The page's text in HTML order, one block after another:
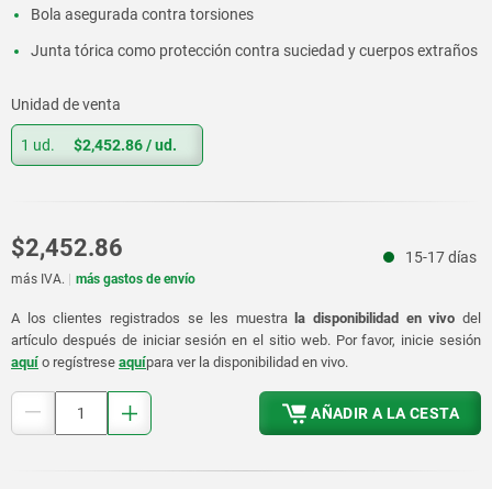
Bola asegurada contra torsiones
Junta tórica como protección contra suciedad y cuerpos extraños
Unidad de venta
1 ud. $2,452.86/ ud.
$2,452.86 15-17 días
más IVA. más gastos de envío
A los clientes registrados se les muestrala disponibilidad en vivo del
artículo después de iniciar sesión en el sitio web. Por favor, inicie sesión
aquí o regístrese aquípara ver la disponibilidad en vivo.
AÑADIR A LA CESTA